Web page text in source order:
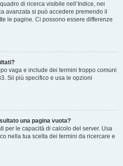
di ricerca visibile nell’Indice, nei
avanzata si può accedere premendo il
le pagine. Ci possono essere differenze
vaga e include dei termini troppo comuni
Sii più specifico e usa le opzioni
una pagina vuota?
per le capacità di calcolo del server. Usa
nella tua scelta dei termini da ricercare e